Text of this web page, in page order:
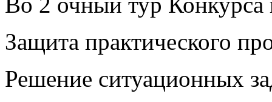
Защита практического
Решение ситуационных